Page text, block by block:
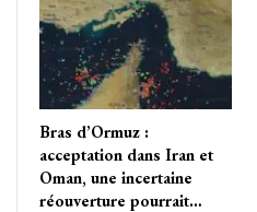
Bras d’Ormuz :
acceptation dans Iran et
Oman, une incertaine
réouverture pourrait…